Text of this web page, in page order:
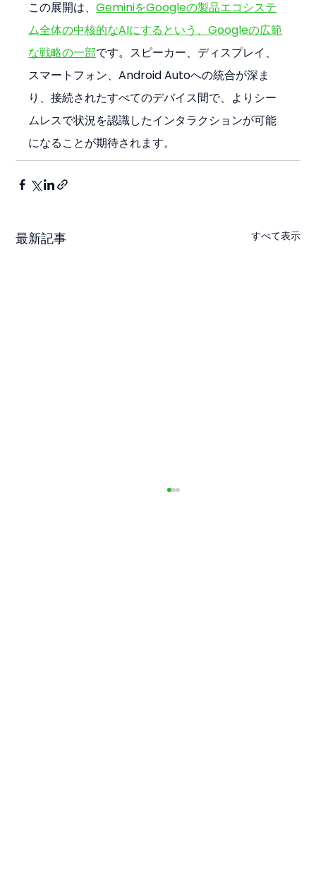
この展開は、GeminiをGoogleの製品エコシステ
ム全体の中核的なAIにするという、Googleの広範
な戦略の一部です。スピーカー、ディスプレイ、
スマートフォン、Android Autoへの統合が深ま
り、接続されたすべてのデバイス間で、よりシー
ムレスで状況を認識したインタラクションが可能
になることが期待されます。
最新記事 すべて表示